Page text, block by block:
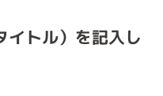
イトル）を記入し